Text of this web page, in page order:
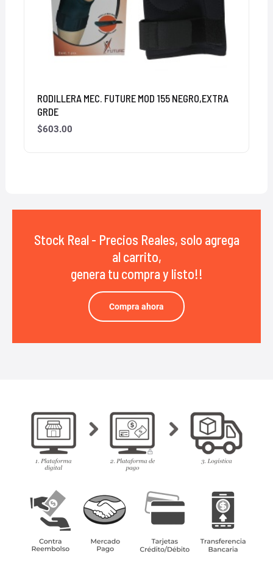
RODILLERA MEC. FUTURE MOD 155 NEGRO,EXTRA
GRDE
$603.00
Stock Real - Precios Reales, solo agrega
al carrito,
genera tu compra y listo!!
Compra ahora